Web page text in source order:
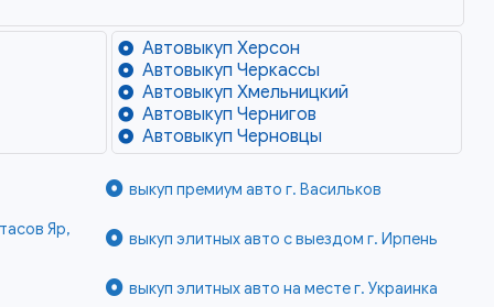
Автовыкуп Херсон
Автовыкуп Черкассы
Автовыкуп Хмельницкий
Автовыкуп Чернигов
Автовыкуп Черновцы
выкуп премиум авто г. Васильков
Яр,
выкуп элитных авто с выездом г. Ирпень
выкуп элитных авто на месте г. Украинка